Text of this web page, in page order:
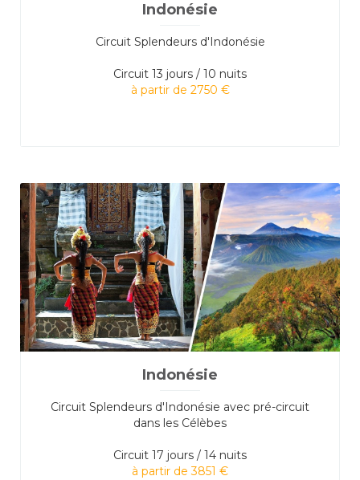
Indonésie
Circuit Splendeurs d'Indonésie
Circuit 13 jours / 10 nuits
à partir de 2750 €
Indonésie
Circuit Splendeurs d'Indonésie avec pré-circuit
dans les Célèbes
Circuit 17 jours / 14 nuits
à partir de 3851 €